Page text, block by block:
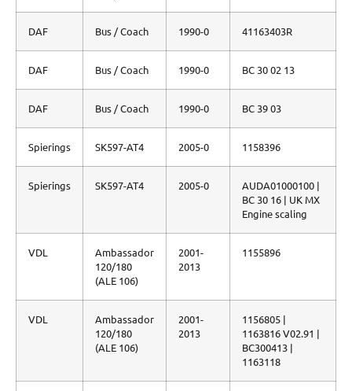
DAF Bus / Coach 1990-0 41163403R
DAF Bus / Coach 1990-0 BC 30 02 13
DAF Bus / Coach 1990-0 BC 39 03
Spierings SK597-AT4 2005-0 1158396
Spierings SK597-AT4 2005-0
AUDA01000100 |
BC 30 16 | UK MX
Engine scaling
VDL
Ambassador
120/180
(ALE 106)
2001-
2013
1155896
VDL
Ambassador
120/180
(ALE 106)
2001-
2013
1156805 |
1163816 V02.91 |
BC300413 |
1163118